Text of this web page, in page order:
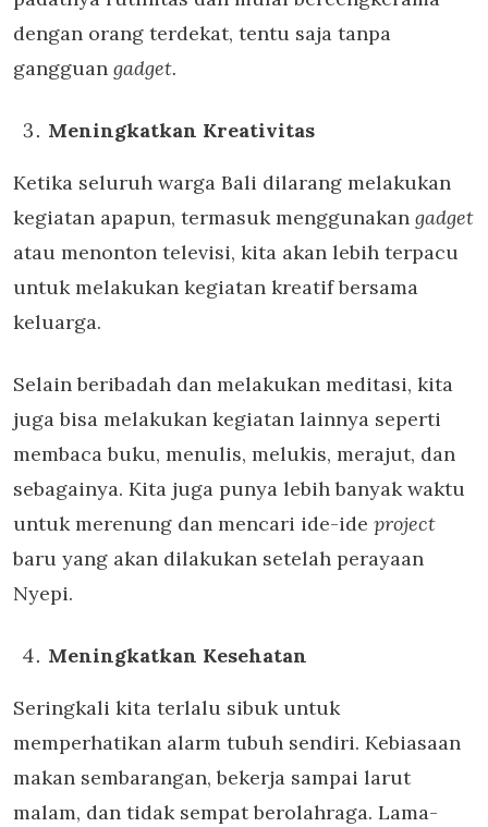
dengan orang terdekat, tentu saja tanpa
gangguan gadget.
Meningkatkan Kreativitas
Ketika seluruh warga Bali dilarang melakukan
kegiatan apapun, termasuk menggunakan gadget
atau menonton televisi, kita akan lebih terpacu
untuk melakukan kegiatan kreatif bersama
keluarga.
Selain beribadah dan melakukan meditasi, kita
juga bisa melakukan kegiatan lainnya seperti
membaca buku, menulis, melukis, merajut, dan
sebagainya. Kita juga punya lebih banyak waktu
untuk merenung dan mencari ide-ide project
baru yang akan dilakukan setelah perayaan
Nyepi.
Meningkatkan Kesehatan
Seringkali kita terlalu sibuk untuk
memperhatikan alarm tubuh sendiri. Kebiasaan
makan sembarangan, bekerja sampai larut
malam, dan tidak sempat berolahraga. Lama-